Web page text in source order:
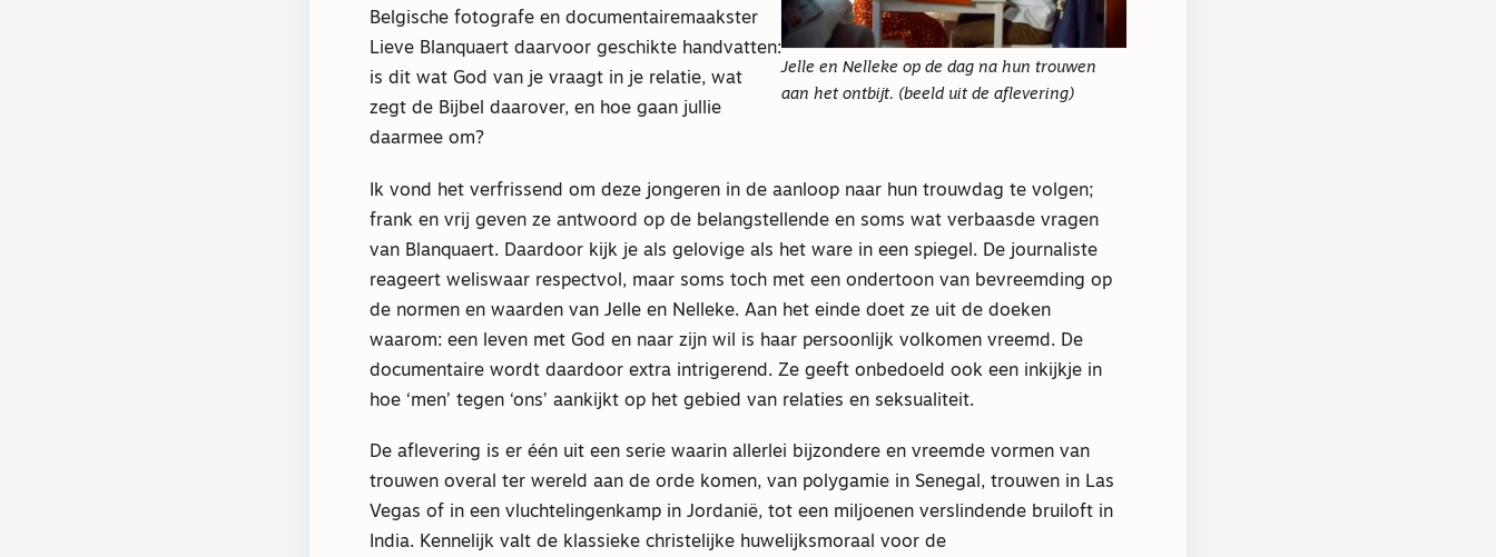
Jelle en Nelleke op de dag na hun trouwen
aan het ontbijt. (beeld uit de aflevering)
Belgische fotografe en documentairemaakster
Lieve Blanquaert daarvoor geschikte handvatten:
is dit wat God van je vraagt in je relatie, wat
zegt de Bijbel daarover, en hoe gaan jullie
daarmee om?
Ik vond het verfrissend om deze jongeren in de aanloop naar hun trouwdag te volgen;
frank en vrij geven ze antwoord op de belangstellende en soms wat verbaasde vragen
van Blanquaert. Daardoor kijk je als gelovige als het ware in een spiegel. De journaliste
reageert weliswaar respectvol, maar soms toch met een ondertoon van bevreemding op
de normen en waarden van Jelle en Nelleke. Aan het einde doet ze uit de doeken
waarom: een leven met God en naar zijn wil is haar persoonlijk volkomen vreemd. De
documentaire wordt daardoor extra intrigerend. Ze geeft onbedoeld ook een inkijkje in
hoe ‘men’ tegen ‘ons’ aankijkt op het gebied van relaties en seksualiteit.
De aflevering is er één uit een serie waarin allerlei bijzondere en vreemde vormen van
trouwen overal ter wereld aan de orde komen, van polygamie in Senegal, trouwen in Las
Vegas of in een vluchtelingenkamp in Jordanië, tot een miljoenen verslindende bruiloft in
India. Kennelijk valt de klassieke christelijke huwelijksmoraal voor de